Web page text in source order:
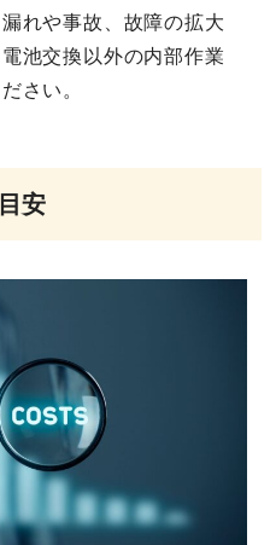
れや事故、故障の拡大
池交換以外の内部作業
さい。
安